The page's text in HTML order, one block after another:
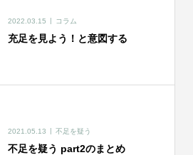
2022.03.15 コラム
充足を見よう！と意図する
2021.05.13 不足を疑う
不足を疑う part2のまとめ